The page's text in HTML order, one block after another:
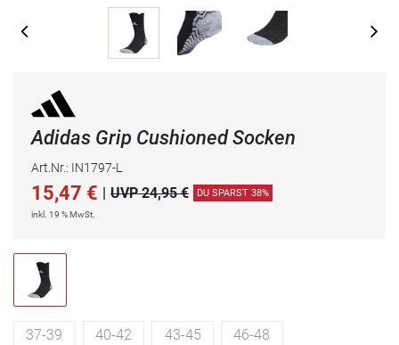
Adidas Grip Cushioned Socken
Art.Nr.: IN1797-L
15,47 € | UVP 24,95 € DU SPARST 38%
inkl. 19 % MwSt.
37-39 40-42 43-45 46-48